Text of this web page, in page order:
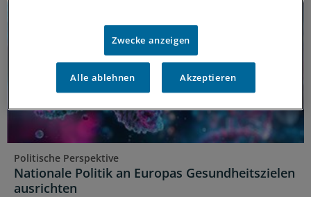
Politische Perspektive
Nationale Politik an Europas Gesundheitszielen
ausrichten
Zwecke anzeigen
Alle ablehnen Akzeptieren